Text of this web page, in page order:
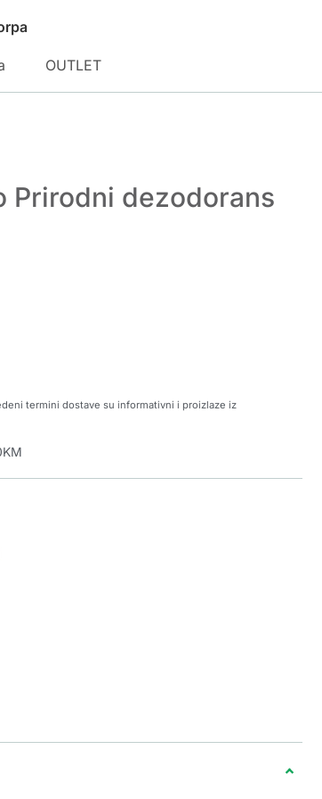
OUTLET
Prirodni dezodorans
termini dostave su informativni i proizlaze iz